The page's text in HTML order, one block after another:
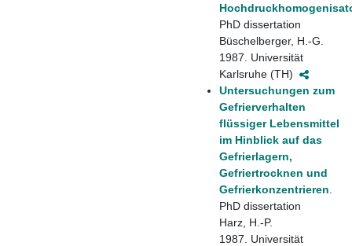
PhD dissertation
Büschelberger, H.-G.
1987. Universität
Karlsruhe (TH)
Untersuchungen zum
Gefrierverhalten
flüssiger Lebensmittel
im Hinblick auf das
Gefrierlagern,
Gefriertrocknen und
Gefrierkonzentrieren
PhD dissertation
Harz, H.-P.
1987. Universität